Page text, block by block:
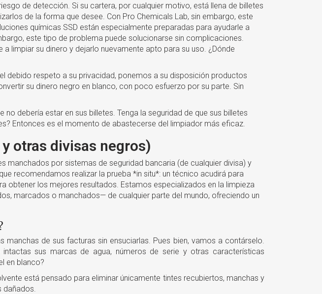
de detección. Si su cartera, por cualquier motivo, está llena de billetes
de la forma que desee. Con Pro Chemicals Lab, sin embargo, este
químicas SSD están especialmente preparadas para ayudarle a
este tipo de problema puede solucionarse sin complicaciones.
limpiar su dinero y dejarlo nuevamente apto para su uso. ¿Dónde
debido respeto a su privacidad, ponemos a su disposición productos
su dinero negro en blanco, con poco esfuerzo por su parte. Sin
debería estar en sus billetes. Tenga la seguridad de que sus billetes
Entonces es el momento de abastecerse del limpiador más eficaz.
otras divisas negros)
manchados por sistemas de seguridad bancaria (de cualquier divisa) y
recomendamos realizar la prueba *in situ*: un técnico acudirá para
obtener los mejores resultados. Estamos especializados en la limpieza
marcados o manchados— de cualquier parte del mundo, ofreciendo un
de sus facturas sin ensuciarlas. Pues bien, vamos a contárselo.
sus marcas de agua, números de serie y otras características
en blanco?
está pensado para eliminar únicamente tintes recubiertos, manchas y
dañados.